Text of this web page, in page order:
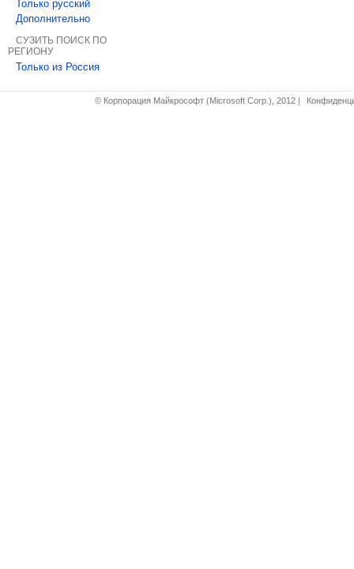
Только русский
Дополнительно
СУЗИТЬ ПОИСК ПО
РЕГИОНУ
Только из Россия
© Корпорация Майкрософт (Microsoft Corp.), 2012 |